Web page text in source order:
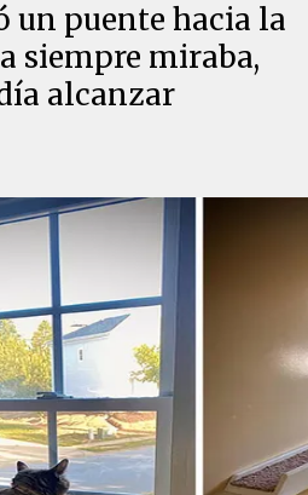
un puente hacia la
siempre miraba,
alcanzar